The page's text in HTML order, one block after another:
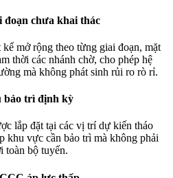
đoạn chưa khai thác
mở rộng theo từng giai đoạn, mặt
thời các nhánh chờ, cho phép hệ
mà không phát sinh rủi ro rò rỉ.
bảo trì định kỳ
lắp đặt tại các vị trí dự kiến tháo
khu vực cần bảo trì mà không phải
toàn bộ tuyến.